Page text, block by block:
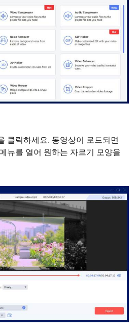
클릭하세요. 동영상이 로드되면
뉴를 열어 원하는 자르기 모양을